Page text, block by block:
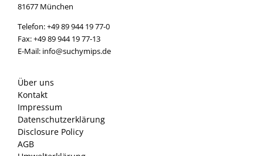
81677 München
Telefon: +49 89 944 19 77-0
Fax: +49 89 944 19 77-13
E-Mail: info@suchymips.de
Über uns
Kontakt
Impressum
Datenschutzerklärung
Disclosure Policy
AGB